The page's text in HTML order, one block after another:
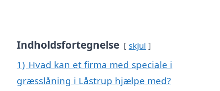
Indholdsfortegnelse skjul
1) Hvad kan et firma med speciale i
græsslåning i Låstrup hjælpe med?